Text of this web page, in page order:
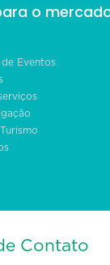
o
Eventos
Contato